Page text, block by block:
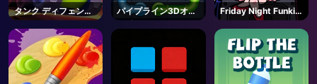
タンク ディフェンダ
ー
パイプライン3Dオン
ライン
Friday Night Funkin
- FNF